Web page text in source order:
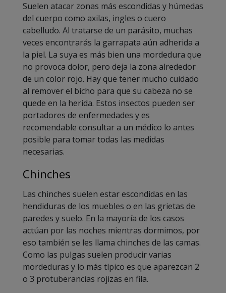
Suelen atacar zonas más escondidas y húmedas
del cuerpo como axilas, ingles o cuero
cabelludo. Al tratarse de un parásito, muchas
veces encontrarás la garrapata aún adherida a
la piel. La suya es más bien una mordedura que
no provoca dolor, pero deja la zona alrededor
de un color rojo. Hay que tener mucho cuidado
al remover el bicho para que su cabeza no se
quede en la herida. Estos insectos pueden ser
portadores de enfermedades y es
recomendable consultar a un médico lo antes
posible para tomar todas las medidas
necesarias.
Chinches
Las chinches suelen estar escondidas en las
hendiduras de los muebles o en las grietas de
paredes y suelo. En la mayoría de los casos
actúan por las noches mientras dormimos, por
eso también se les llama chinches de las camas.
Como las pulgas suelen producir varias
mordeduras y lo más típico es que aparezcan 2
o 3 protuberancias rojizas en fila.